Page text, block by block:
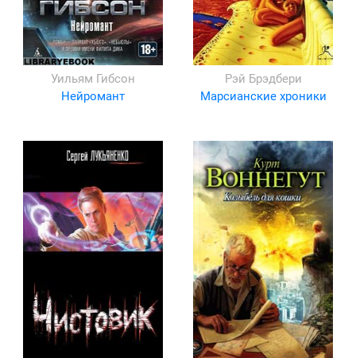
Уильям Гибсон
Нейромант
Рэй Брэдбери
Марсианские хроники